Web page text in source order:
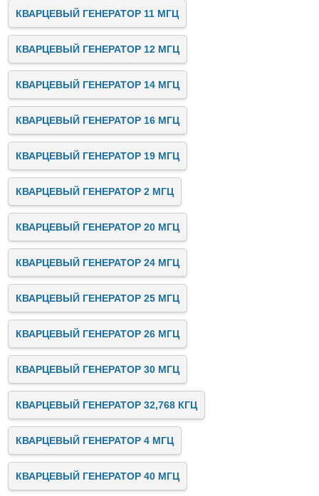
КВАРЦЕВЫЙ ГЕНЕРАТОР 11 МГЦ
КВАРЦЕВЫЙ ГЕНЕРАТОР 12 МГЦ
КВАРЦЕВЫЙ ГЕНЕРАТОР 14 МГЦ
КВАРЦЕВЫЙ ГЕНЕРАТОР 16 МГЦ
КВАРЦЕВЫЙ ГЕНЕРАТОР 19 МГЦ
КВАРЦЕВЫЙ ГЕНЕРАТОР 2 МГЦ
КВАРЦЕВЫЙ ГЕНЕРАТОР 20 МГЦ
КВАРЦЕВЫЙ ГЕНЕРАТОР 24 МГЦ
КВАРЦЕВЫЙ ГЕНЕРАТОР 25 МГЦ
КВАРЦЕВЫЙ ГЕНЕРАТОР 26 МГЦ
КВАРЦЕВЫЙ ГЕНЕРАТОР 30 МГЦ
КВАРЦЕВЫЙ ГЕНЕРАТОР 32,768 КГЦ
КВАРЦЕВЫЙ ГЕНЕРАТОР 4 МГЦ
КВАРЦЕВЫЙ ГЕНЕРАТОР 40 МГЦ